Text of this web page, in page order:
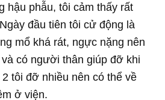
hậu phẫu, tôi cảm thấy rất
đầu tiên tôi cử động là
mổ khá rát, ngực nặng nên
có người thân giúp đỡ khi
tôi đỡ nhiều nên có thể về
ở viện.